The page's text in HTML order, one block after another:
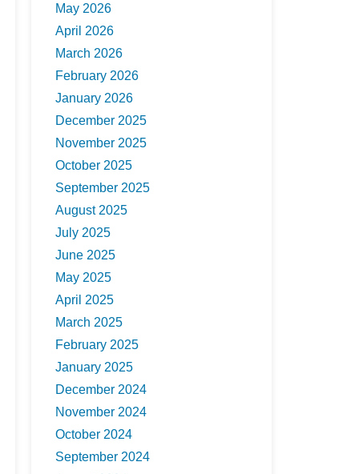
May 2026
April 2026
March 2026
February 2026
January 2026
December 2025
November 2025
October 2025
September 2025
August 2025
July 2025
June 2025
May 2025
April 2025
March 2025
February 2025
January 2025
December 2024
November 2024
October 2024
September 2024